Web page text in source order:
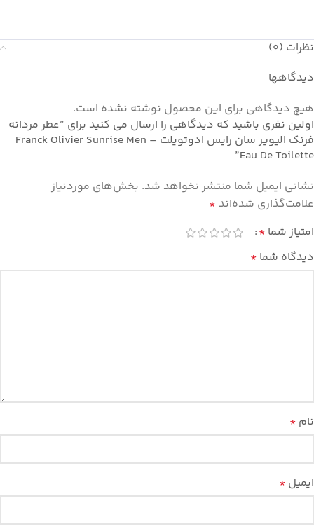
نظرات (0)
دیدگاهها
هیچ دیدگاهی برای این محصول نوشته نشده است.
اولین نفری باشید که دیدگاهی را ارسال می کنید برای “عطر مردانه
فرنک الیویر سان رایس ادوتویلت – Franck Olivier Sunrise Men
Eau De Toilette”
نشانی ایمیل شما منتشر نخواهد شد. بخش‌های موردنیاز
علامت‌گذاری شده‌اند *
امتیاز شما *
دیدگاه شما *
نام *
ایمیل *